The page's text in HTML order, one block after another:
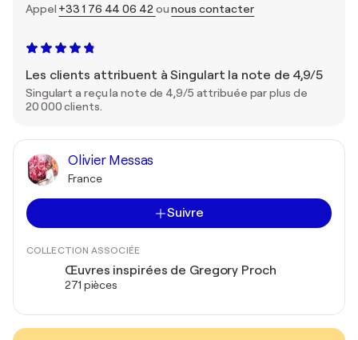
Appel +33 1 76 44 06 42ounous contacter
Les clients attribuent à Singulart la note de 4,9/5
Singulart a reçu la note de 4,9/5 attribuée par plus de
20 000 clients.
Olivier Messas
France
Suivre
COLLECTION ASSOCIÉE
Œuvres inspirées de Gregory Proch
271 pièces